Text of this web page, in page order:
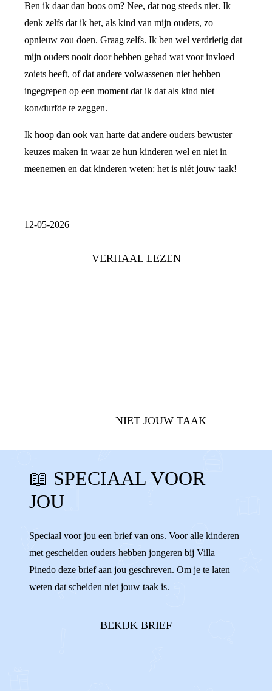
Ben ik daar dan boos om? Nee, dat nog steeds niet. Ik
denk zelfs dat ik het, als kind van mijn ouders, zo
opnieuw zou doen. Graag zelfs. Ik ben wel verdrietig dat
mijn ouders nooit door hebben gehad wat voor invloed
zoiets heeft, of dat andere volwassenen niet hebben
ingegrepen op een moment dat ik dat als kind niet
kon/durfde te zeggen.
Ik hoop dan ook van harte dat andere ouders bewuster
keuzes maken in waar ze hun kinderen wel en niet in
meenemen en dat kinderen weten: het is niét jouw taak!
12-05-2026
VERHAAL LEZEN
NIET JOUW TAAK
SCHULD ALLEEN ZIJN
ALLEEN VOELEN SCHULDIG
WENNEN
WISSELEN VERHUIZEN ALLEEN
ENIGE AFSPRAKEN
📖 SPECIAAL VOOR
JOU
Speciaal voor jou een brief van ons. Voor alle kinderen
met gescheiden ouders hebben jongeren bij Villa
Pinedo deze brief aan jou geschreven. Om je te laten
weten dat scheiden niet jouw taak is.
BEKIJK BRIEF